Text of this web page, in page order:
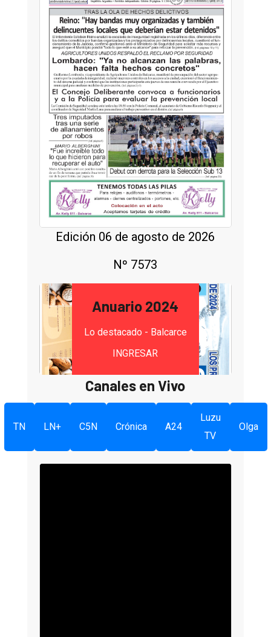
Edición 06 de agosto de 2026
Nº 7573
Anuario 2024
Lo destacado - Balcarce
INGRESAR
Canales en Vivo
TN LN+ C5N Crónica A24
Luzu
TV
Olga